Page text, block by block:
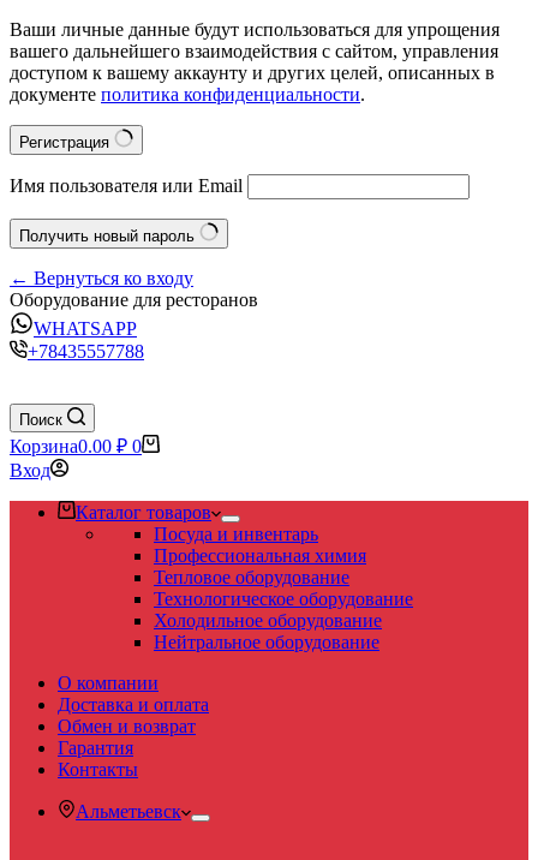
Ваши личные данные будут использоваться для упрощения
вашего дальнейшего взаимодействия с сайтом, управления
доступом к вашему аккаунту и других целей, описанных в
документе политика конфиденциальности.
Регистрация
Имя пользователя или Email
Получить новый пароль
← Вернуться ко входу
Оборудование для ресторанов
WHATSAPP
+78435557788
Поиск
Корзина0.00 ₽ 0
Вход
Каталог товаров
Посуда и инвентарь
Профессиональная химия
Тепловое оборудование
Технологическое оборудование
Холодильное оборудование
Нейтральное оборудование
О компании
Доставка и оплата
Обмен и возврат
Гарантия
Контакты
Альметьевск